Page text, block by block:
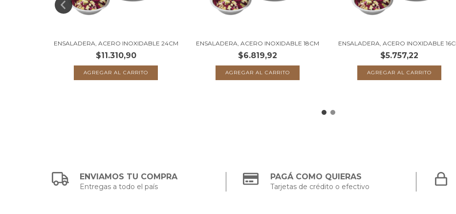
ENSALADERA, ACERO INOXIDABLE 24CM
$11.310,90
ENSALADERA, ACERO INOXIDABLE 18CM
$6.819,92
ENSALADERA, ACERO INOXIDABLE
$5.757,22
ENVIAMOS TU COMPRA
Entregas a todo el país
PAGÁ COMO QUIERAS
Tarjetas de crédito o efectivo